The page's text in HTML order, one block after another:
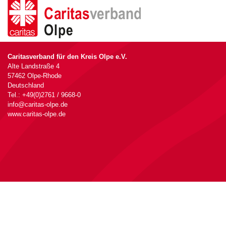
Caritasverband für den Kreis Olpe e.V.
Alte Landstraße 4
57462 Olpe-Rhode
Deutschland
Tel.: +49(0)2761 / 9668-0
info@caritas-olpe.de
www.caritas-olpe.de